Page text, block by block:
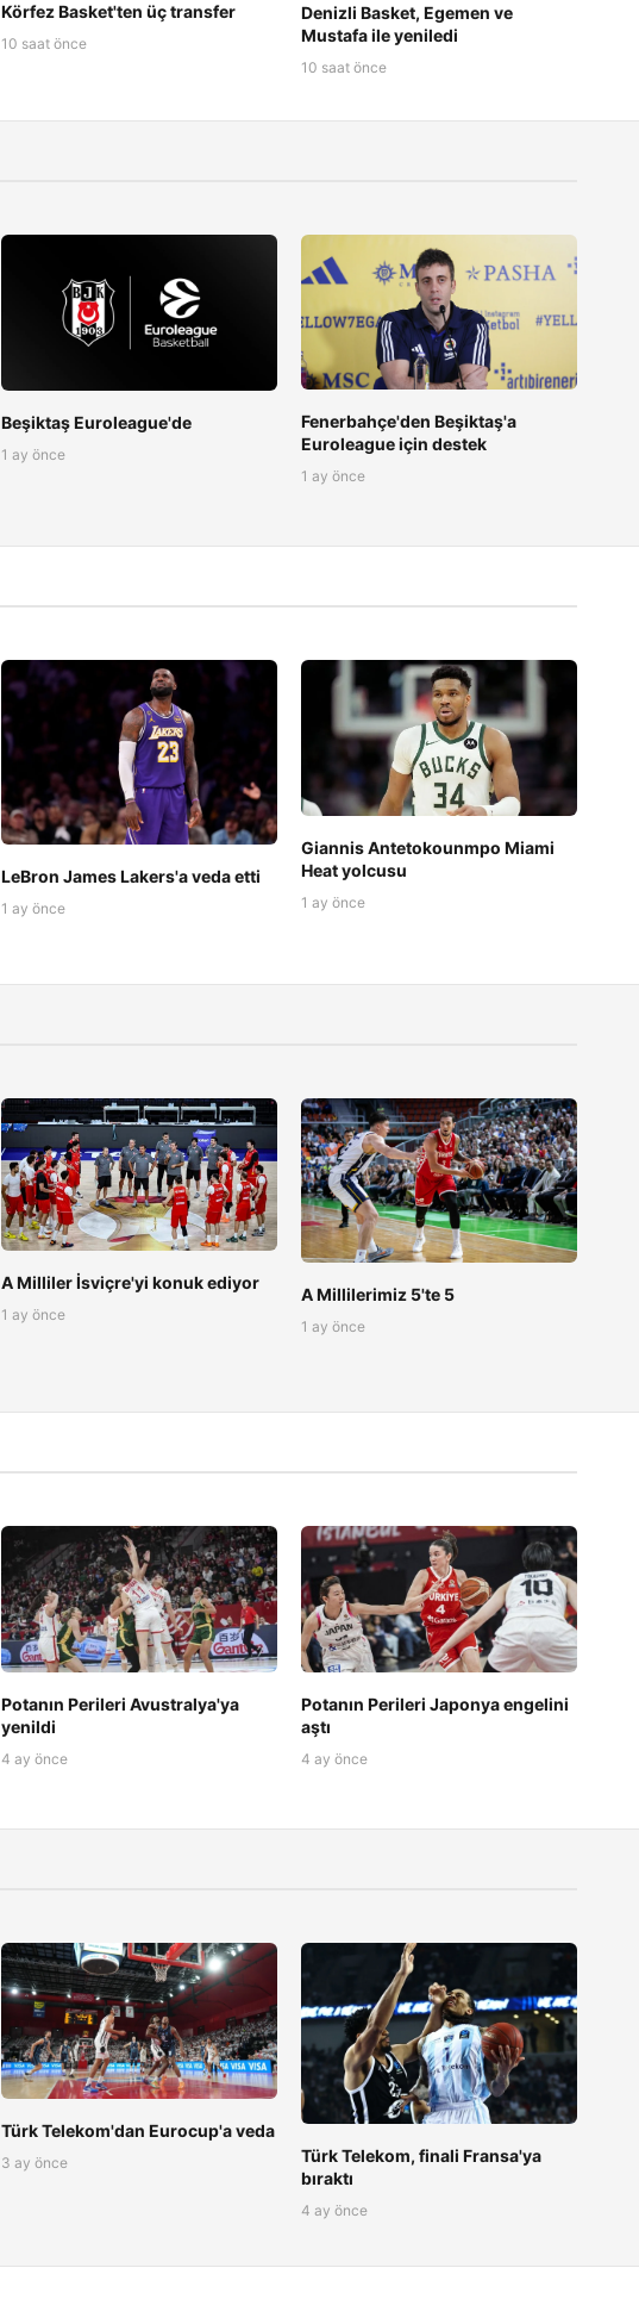
Körfez Basket'ten üç transfer
10 saat önce
Denizli Basket, Egemen ve
Mustafa ile yeniledi
10 saat önce
Beşiktaş Euroleague'de
1 ay önce
Fenerbahçe'den Beşiktaş'a
Euroleague için destek
1 ay önce
LeBron James Lakers'a veda etti
1 ay önce
Giannis Antetokounmpo Miami
Heat yolcusu
1 ay önce
A Milliler İsviçre'yi konuk ediyor
1 ay önce
A Millilerimiz 5'te 5
1 ay önce
Potanın Perileri Avustralya'ya
yenildi
4 ay önce
Potanın Perileri Japonya engelini
aştı
4 ay önce
Türk Telekom'dan Eurocup'a veda
3 ay önce
Türk Telekom, finali Fransa'ya
bıraktı
4 ay önce